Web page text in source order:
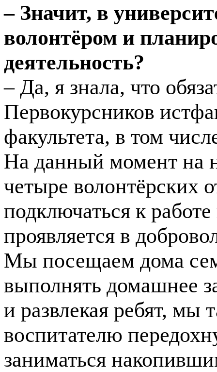
– Значит, в
волонтёром и
деятельность?
– Да, я знала, что
Первокурсников
факультета, в том
На данный момент на
четыре волонтёрских
подключаться к
проявляется в
Мы посещаем дома
выполнять домашнее
и развлекая ребят, мы
воспитателю
заниматься